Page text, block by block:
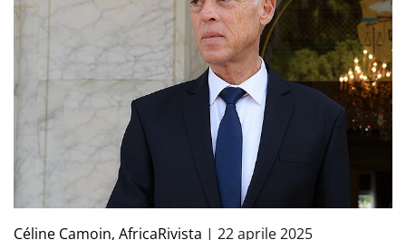
Céline Camoin, AfricaRivista | 22 aprile 2025